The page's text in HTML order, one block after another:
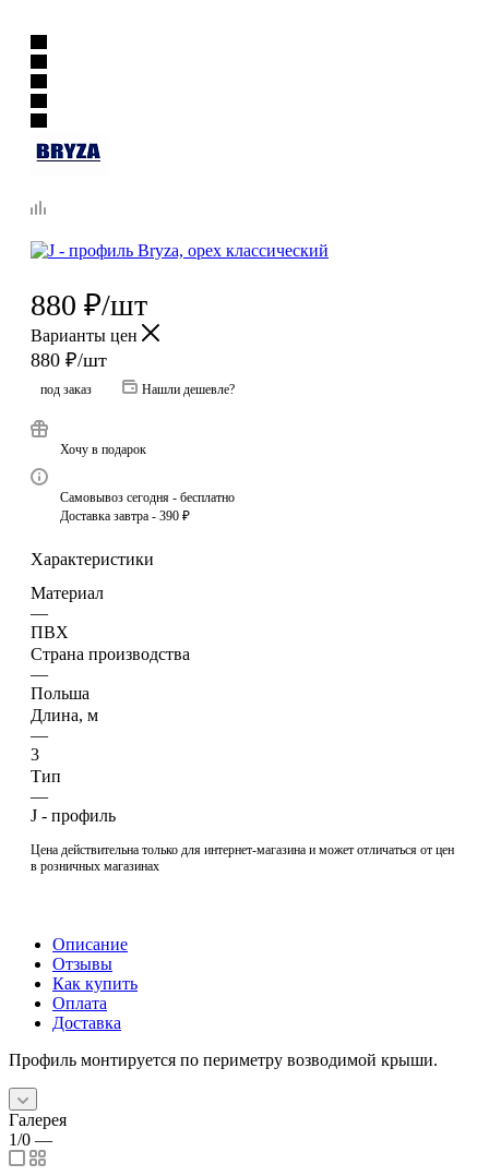
880 ₽/шт
Варианты цен
880 ₽/шт
под заказ Нашли дешевле?
Хочу в подарок
Самовывоз сегодня - бесплатно
Доставка завтра - 390 ₽
Характеристики
Материал
—
ПВХ
Страна производства
—
Польша
Длина, м
—
3
Тип
—
J - профиль
Цена действительна только для интернет-магазина и может отличаться от цен
в розничных магазинах
Описание
Отзывы
Как купить
Оплата
Доставка
Профиль монтируется по периметру возводимой крыши.
Галерея
1/0 —